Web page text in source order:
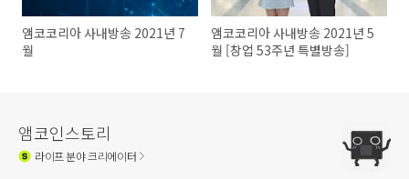
앰코코리아 사내방송 2021년 7
월
앰코코리아 사내방송 2021년 5
월 [창업 53주년 특별방송]
앰코인스토리
라이프분야 크리에이터